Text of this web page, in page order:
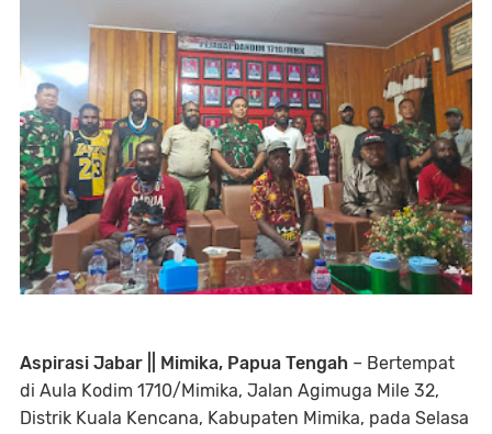
Aspirasi Jabar || Mimika, Papua Tengah – Bertempat
di Aula Kodim 1710/Mimika, Jalan Agimuga Mile 32,
Distrik Kuala Kencana, Kabupaten Mimika, pada Selasa